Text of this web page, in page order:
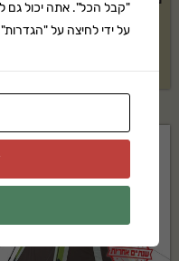
"קבל הכל". אתה יכול גם
על ידי לחיצה על